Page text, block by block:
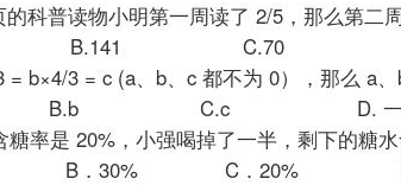
的科普读物小明第一周读了 2/5，那
B.141 C.70
= b×4/3 = c (a、b、c 都不为 0），
C.c D. 一
糖率是 20%，小强喝掉了一半，剩下
B．30% C．20% D